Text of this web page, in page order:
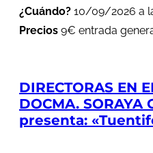
¿Cuándo? 10/09/2026 a
Precios 9€ entrada
DIRECTORAS EN
DOCMA. SORAYA
presenta: